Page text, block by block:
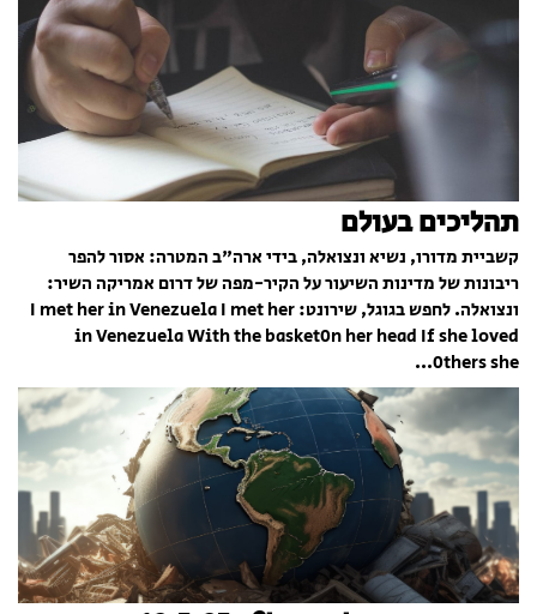
תהליכים בעולם
קשביית מדורו, נשיא ונצואלה, בידי ארה"ב המטרה: אסור להפר
ריבונות של מדינות השיעור על הקיר-מפה של דרום אמריקה השיר:
ונצואלה. לחפש בגוגל, שירונט: I met her in Venezuela I met her
in Venezuela With the basket0n her head If she loved
0thers she...